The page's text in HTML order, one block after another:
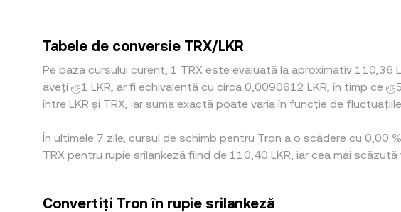
Tabele de conversie TRX/LKR
Pe baza cursului curent, 1 TRX este evaluată la aproximativ 110,36
aveți ரூ1 LKR, ar fi echivalentă cu circa 0,0090612 LKR, în timp ce
între LKR și TRX, iar suma exactă poate varia în funcție de
În ultimele 7 zile, cursul de schimb pentru Tron a o scădere cu 0,00
TRX pentru rupie srilankeză fiind de 110,40 LKR, iar cea mai
Convertiți Tron în rupie srilankeză